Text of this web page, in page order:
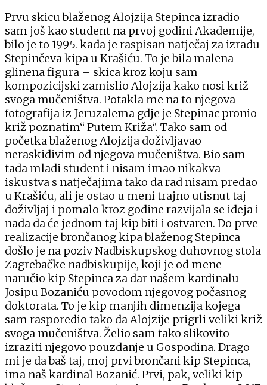
Prvu skicu blaženog Alojzija Stepinca izradio
sam još kao student na prvoj godini Akademije,
bilo je to 1995. kada je raspisan natječaj za izradu
Stepinčeva kipa u Krašiću. To je bila malena
glinena figura – skica kroz koju sam
kompozicijski zamislio Alojzija kako nosi križ
svoga mučeništva. Potakla me na to njegova
fotografija iz Jeruzalema gdje je Stepinac pronio
križ poznatim“ Putem Križa“. Tako sam od
početka blaženog Alojzija doživljavao
neraskidivim od njegova mučeništva. Bio sam
tada mladi student i nisam imao nikakva
iskustva s natječajima tako da rad nisam predao
u Krašiću, ali je ostao u meni trajno utisnut taj
doživljaj i pomalo kroz godine razvijala se ideja i
nada da će jednom taj kip biti i ostvaren. Do prve
realizacije brončanog kipa blaženog Stepinca
došlo je na poziv Nadbiskupskog duhovnog stola
Zagrebačke nadbiskupije, koji je od mene
naručio kip Stepinca za dar našem kardinalu
Josipu Bozaniću povodom njegovog počasnog
doktorata. To je kip manjih dimenzija kojega
sam rasporedio tako da Alojzije prigrli veliki križ
svoga mučeništva. Želio sam tako slikovito
izraziti njegovo pouzdanje u Gospodina. Drago
mi je da baš taj, moj prvi brončani kip Stepinca,
ima naš kardinal Bozanić. Prvi, pak, veliki kip